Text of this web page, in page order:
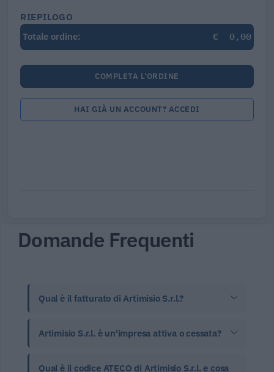
RIEPILOGO
Totale ordine:
€ 0,00
COMPLETA L'ORDINE
HAI GIÀ UN ACCOUNT? ACCEDI
Domande Frequenti
Qual è il fatturato di Artimisio S.r.l.?
Artimisio S.r.l. è un'impresa attiva o cessata?
Qual è il codice ATECO di Artimisio S.r.l. e cosa